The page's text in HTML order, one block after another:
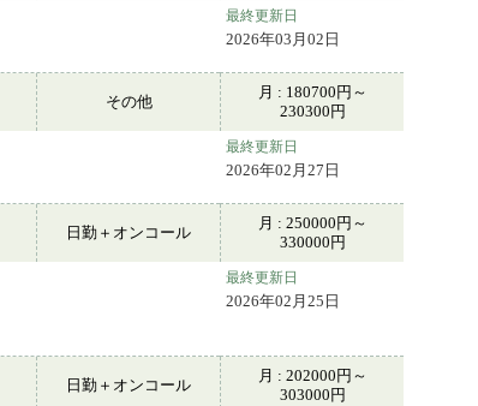
最終更新日
2026年03月02日
その他
月 : 180700円～
230300円
最終更新日
2026年02月27日
日勤＋オンコール
月 : 250000円～
330000円
最終更新日
2026年02月25日
日勤＋オンコール
月 : 202000円～
303000円